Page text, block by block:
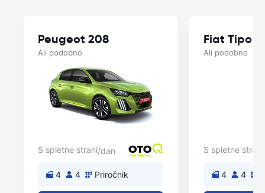
Peugeot 208
Ali podobno
S spletne strani/dan
4 4 Priročnik
Fiat Tipo
Ali podobno
S spletne strani
4 4